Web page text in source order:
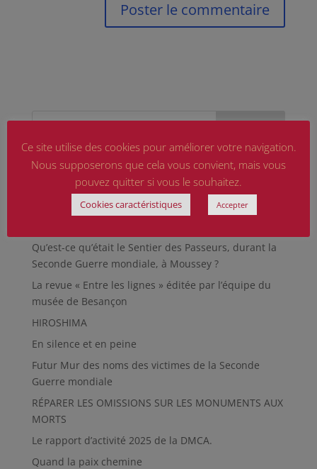
Articles récents
Marguerite MARTIN dite Daisy, femme résistante
Hommage aux sapeurs-pompiers d’hier et
Qu’est-ce qu’était le Sentier des Passeurs, durant la
Seconde Guerre mondiale, à Moussey ?
La revue « Entre les lignes » éditée par l’équipe du
musée de Besançon
HIROSHIMA
En silence et en peine
Futur Mur des noms des victimes de la Seconde
Guerre mondiale
RÉPARER LES OMISSIONS SUR LES MONUMENTS AUX
MORTS
Le rapport d’activité 2025 de la DMCA.
Quand la paix chemine
Ce site utilise des cookies pour améliorer votre navigation.
Nous supposerons que cela vous convient, mais vous
pouvez quitter si vous le souhaitez.
Cookies caractéristiques Accepter